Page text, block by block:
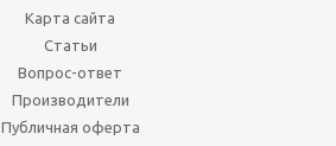
Карта сайта
Статьи
Вопрос-ответ
Производители
Публичная оферта